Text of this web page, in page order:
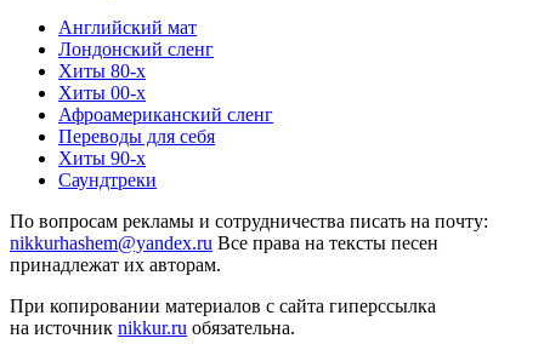
Английский мат
Лондонский сленг
Хиты 80-х
Хиты 00-х
Афроамериканский сленг
Переводы для себя
Хиты 90-х
Саундтреки
По вопросам рекламы и сотрудничества писать на почту:
nikkurhashem@yandex.ru Все права на тексты песен
принадлежат их авторам.
При копировании материалов с сайта гиперссылка
на источник nikkur.ru обязательна.